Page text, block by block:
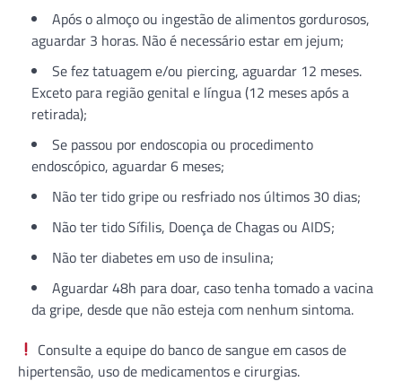
Após o almoço ou ingestão de alimentos gordurosos,
aguardar 3 horas. Não é necessário estar em jejum;
Se fez tatuagem e/ou piercing, aguardar 12 meses.
Exceto para região genital e língua (12 meses após a
retirada);
Se passou por endoscopia ou procedimento
endoscópico, aguardar 6 meses;
Não ter tido gripe ou resfriado nos últimos 30 dias;
Não ter tido Sífilis, Doença de Chagas ou AIDS;
Não ter diabetes em uso de insulina;
Aguardar 48h para doar, caso tenha tomado a vacina
da gripe, desde que não esteja com nenhum sintoma.
Consulte a equipe do banco de sangue em casos de
hipertensão, uso de medicamentos e cirurgias.